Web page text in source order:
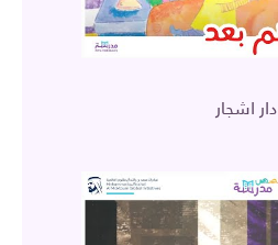
دار اشجار